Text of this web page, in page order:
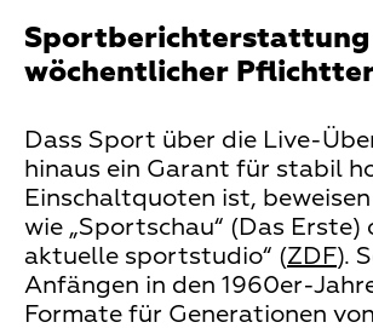
wöchentlicher
Dass Sport über die Live-
hinaus ein Garant für stabil
Einschaltquoten ist,
wie „Sportschau“ (Das Erste)
aktuelle sportstudio“ (ZDF).
Anfängen in den 1960er-
Formate für Generationen von